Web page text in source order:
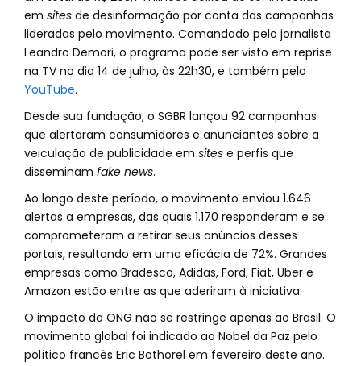
em sites de desinformação por conta das campanhas
lideradas pelo movimento. Comandado pelo jornalista
Leandro Demori, o programa pode ser visto em reprise
na TV no dia 14 de julho, às 22h30, e também pelo
YouTube.
Desde sua fundação, o SGBR lançou 92 campanhas
que alertaram consumidores e anunciantes sobre a
veiculação de publicidade em sites e perfis que
disseminam fake news.
Ao longo deste período, o movimento enviou 1.646
alertas a empresas, das quais 1.170 responderam e se
comprometeram a retirar seus anúncios desses
portais, resultando em uma eficácia de 72%. Grandes
empresas como Bradesco, Adidas, Ford, Fiat, Uber e
Amazon estão entre as que aderiram à iniciativa.
O impacto da ONG não se restringe apenas ao Brasil. O
movimento global foi indicado ao Nobel da Paz pelo
político francês Eric Bothorel em fevereiro deste ano.